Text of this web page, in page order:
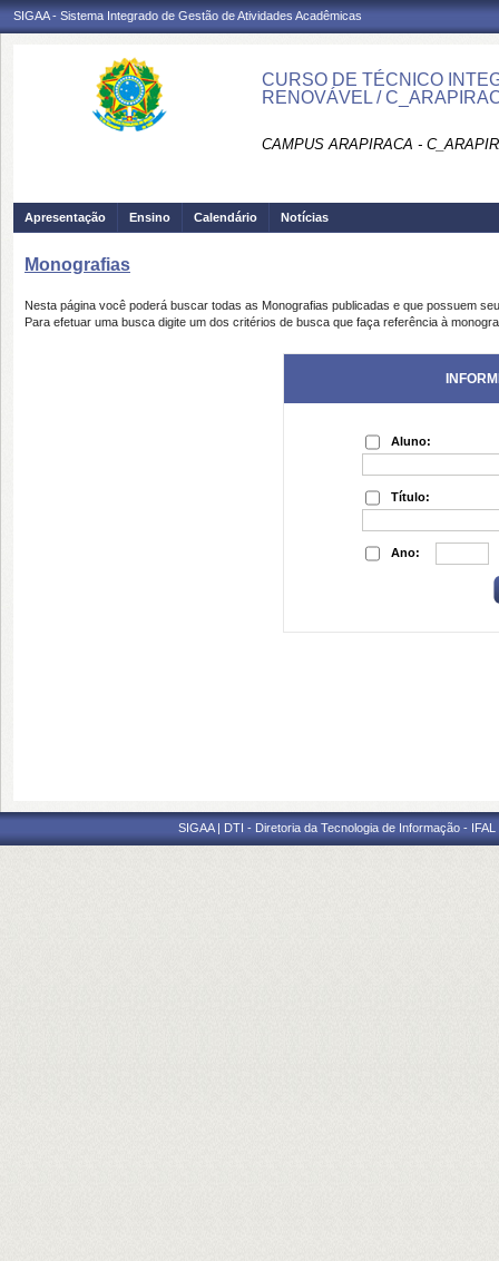
SIGAA - Sistema Integrado de Gestão de Atividades Acadêmicas
CURSO DE TÉCNICO
RENOVÁVEL /
CAMPUS ARAPIRACA -
Apresentação Ensino Calendário Notícias
Monografias
Nesta página você poderá buscar todas as Monografias publicadas e que possuem
Para efetuar uma busca digite um dos critérios de busca que faça referência à
Aluno:
Título:
Ano:
SIGAA | DTI - Diretoria da Tecnologia de Informação -